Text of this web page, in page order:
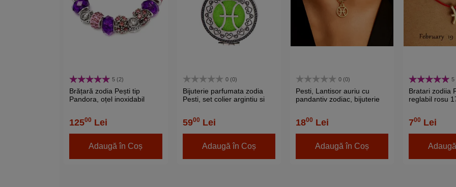
5 (2)
Brățară zodia Pești tip
Pandora, oțel inoxidabil
12500 Lei
Adaugă în Coș
0 (0)
Bijuterie parfumata zodia
Pesti, set colier argintiu si
discuri diverse culori
5900 Lei
Adaugă în Coș
0 (0)
Pesti, Lantisor auriu cu
pandantiv zodiac, bijuterie
pentru dama si barbati
1800 Lei
Adaugă în Coș
5
Bratari zodiia
reglabil rosu
700 Lei